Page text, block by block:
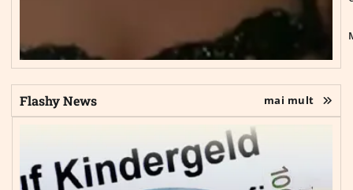
Flashy News mai mult